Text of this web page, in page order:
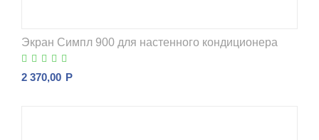
Экран Симпл 900 для настенного кондиционера
2 370,00 Р